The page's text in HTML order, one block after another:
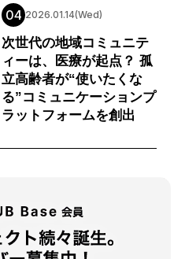
04 2026.01.14(Wed)
次世代の地域コミュニテ
ィーは、医療が起点？ 孤
立高齢者が“使いたくな
る”コミュニケーションプ
ラットフォームを創出